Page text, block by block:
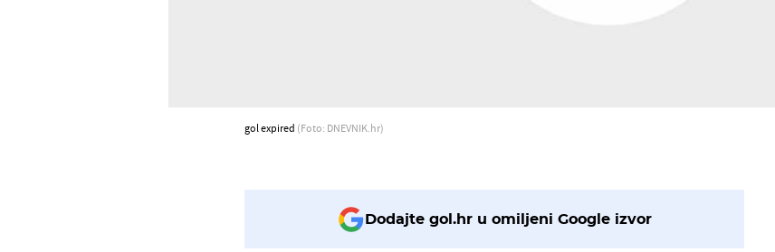
gol expired (Foto: DNEVNIK.hr)
Dodajte gol.hr u omiljeni Google izvor